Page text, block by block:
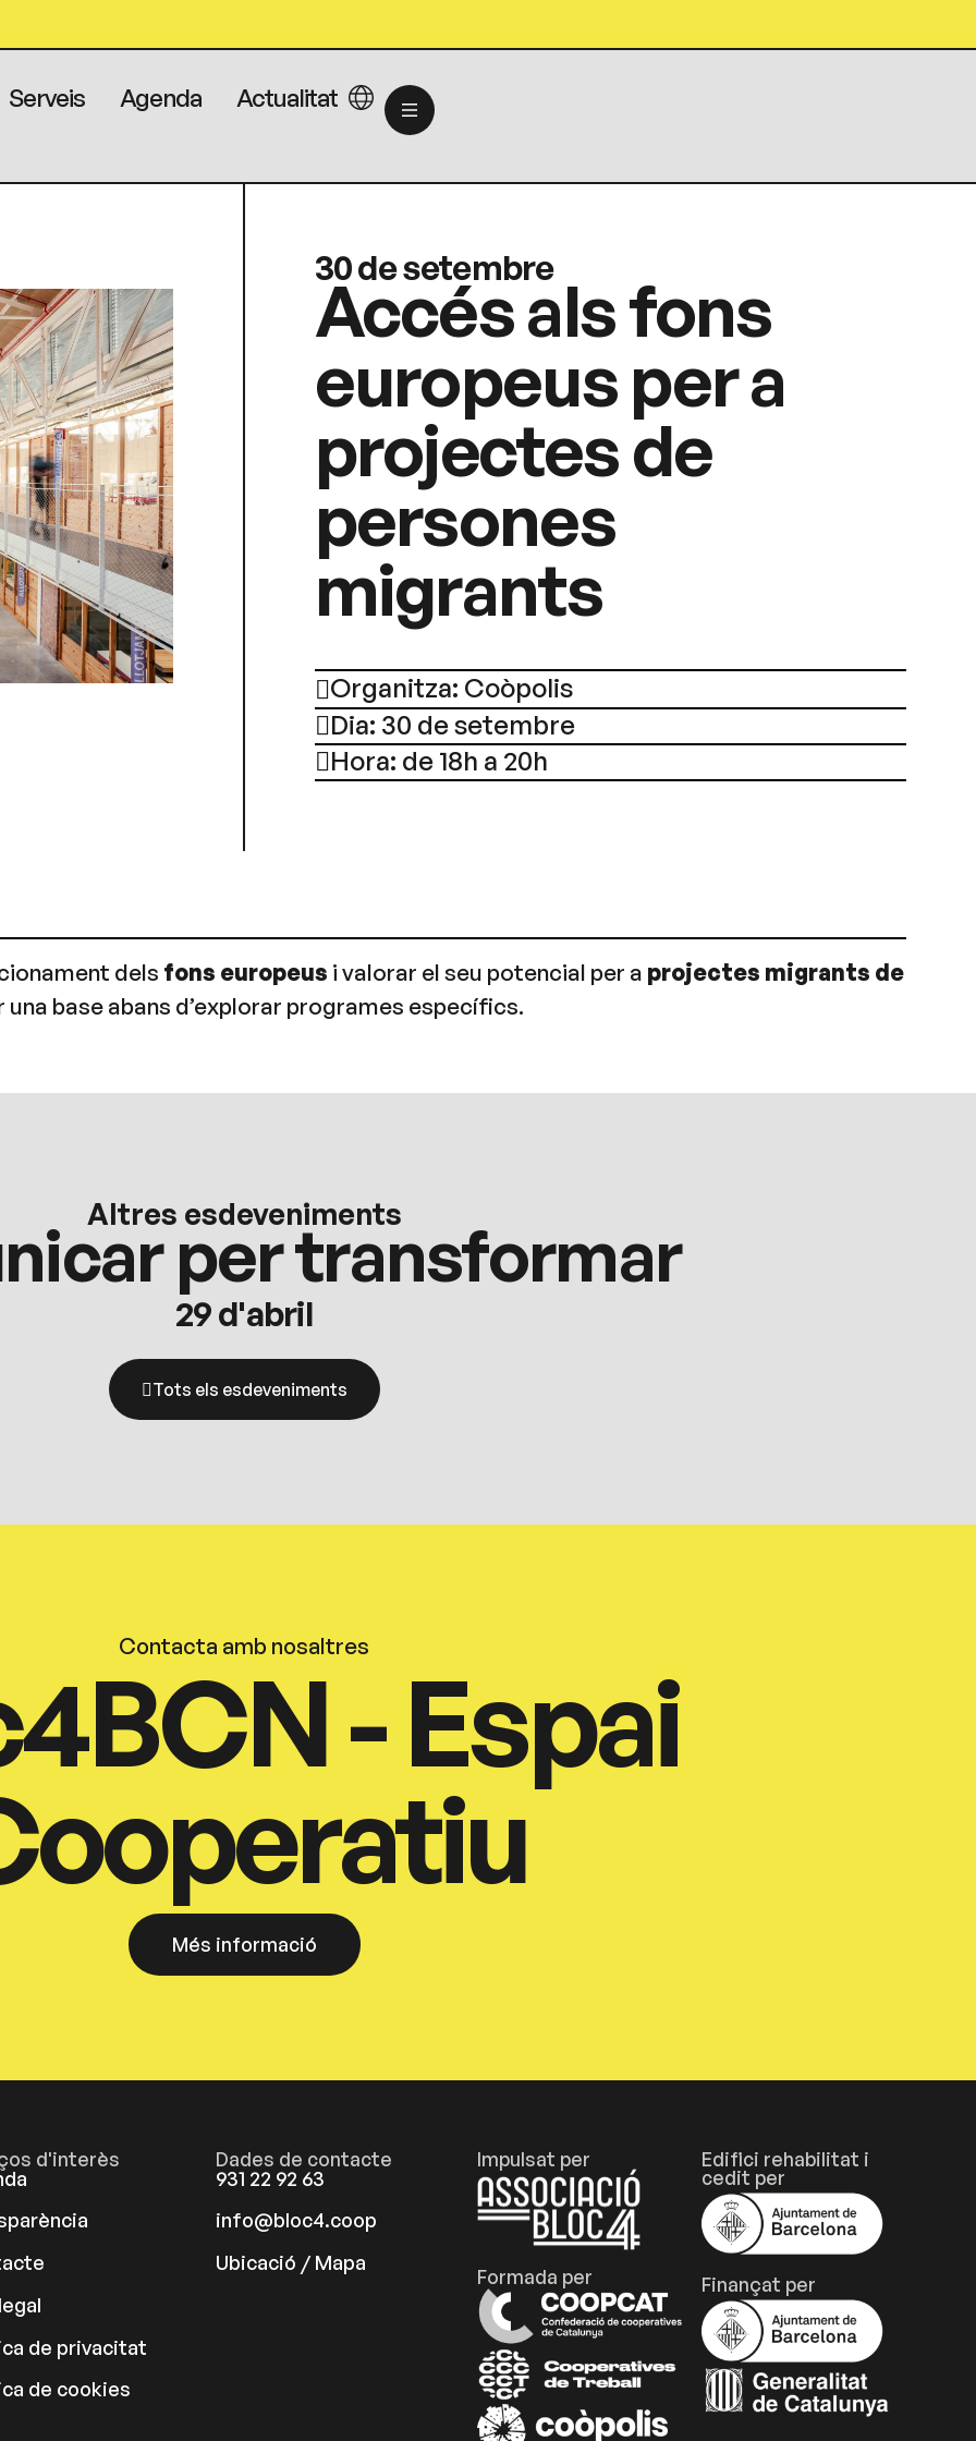
Serveis Agenda Actualitat
30 de setembre
Accés als fons
europeus per a
projectes de
persones
migrants
Organitza: Coòpolis
Dia: 30 de setembre
Hora: de 18h a 20h
dels fons europeus i valorar el seu potencial per a projectes migrants de
base abans d’explorar programes específics.
Altres esdeveniments
per transformar
29 d'abril
Tots els esdeveniments
Contacta amb nosaltres
- Espai
Més informació
d'interès
de privacitat
de cookies
Dades de contacte
931 22 92 63
info@bloc4.coop
Ubicació / Mapa
Impulsat per
Formada per
Edifici rehabilitat i
cedit per
Finançat per